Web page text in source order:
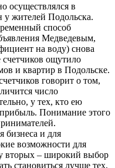
осуществлялся в
у жителей Подольска.
способ
Медведевым,
на воду) снова
счетчиков ощутило
и квартир в Подольске.
говорит о том,
число
у тех, кто ею
Понимание этого
бизнеса и для
возможности для
у вторых – широкий выбор
становиться лучше тех,